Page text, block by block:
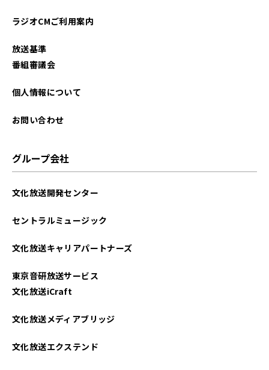
2022年08月
2022年04月
2021年10月
2021年09月
ラジオCMご利用案内
放送基準
番組審議会
個人情報について
お問い合わせ
グループ会社
文化放送開発センター
セントラルミュージック
文化放送キャリアパートナーズ
東京音研放送サービス
文化放送iCraft
文化放送メディアブリッジ
文化放送エクステンド